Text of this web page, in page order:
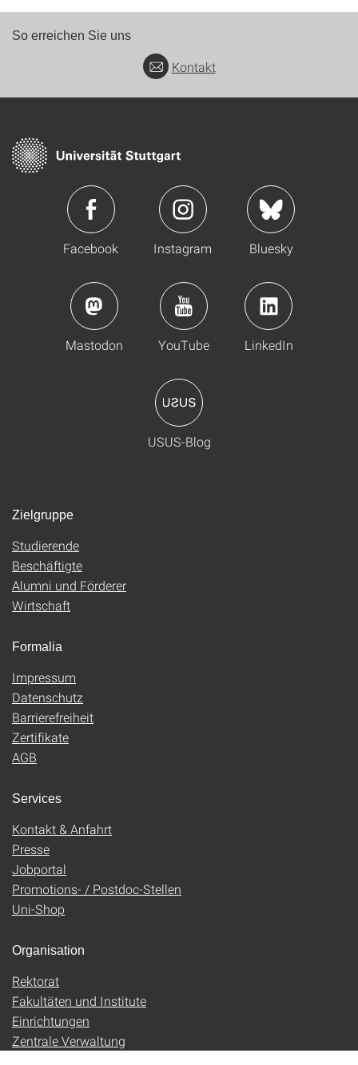
So erreichen Sie uns
Kontakt
Facebook Instagram Bluesky
Mastodon YouTube LinkedIn
USUS-Blog
Zielgruppe
Studierende
Beschäftigte
Alumni und Förderer
Wirtschaft
Formalia
Impressum
Datenschutz
Barrierefreiheit
Zertifikate
AGB
Services
Kontakt & Anfahrt
Presse
Jobportal
Promotions- / Postdoc-Stellen
Uni-Shop
Organisation
Rektorat
Fakultäten und Institute
Einrichtungen
Zentrale Verwaltung